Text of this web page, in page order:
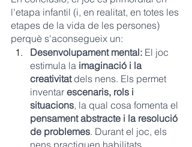
l'etapa infantil (i, en realitat, en totes les
etapes de la vida de les persones)
perquè s'aconsegueix un:
Desenvolupament mental: El joc
estimula la imaginació i la
creativitat dels nens. Els permet
inventar escenaris, rols i
situacions, la qual cosa fomenta el
pensament abstracte i la resolució
de problemes. Durant el joc, els